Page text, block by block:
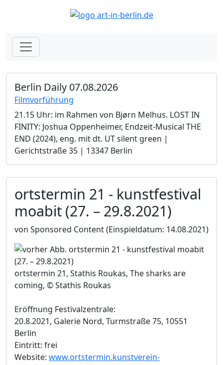
Berlin Daily 07.08.2026
Filmvorführung
21.15 Uhr: im Rahmen von Bjørn Melhus. LOST IN
FINITY: Joshua Oppenheimer, Endzeit-Musical THE
END (2024), eng. mit dt. UT silent green |
Gerichtstraße 35 | 13347 Berlin
ortstermin 21 - kunstfestival
moabit (27. – 29.8.2021)
von Sponsored Content(Einspieldatum: 14.08.2021)
ortstermin 21, Stathis Roukas, The sharks are
coming, © Stathis Roukas
Eröffnung Festivalzentrale:
20.8.2021, Galerie Nord, Turmstraße 75, 10551
Berlin
Eintritt: frei
Website: www.ortstermin.kunstverein-